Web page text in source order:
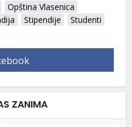
Opština Vlasenica
Stipendije
Studenti
ZANIMA